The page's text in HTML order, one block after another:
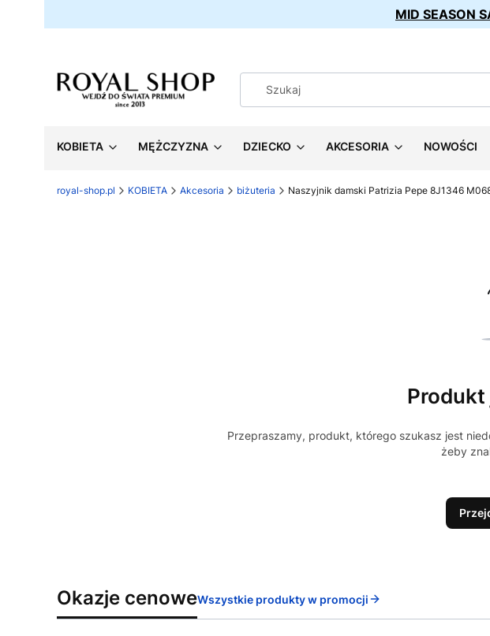
MID SEASON
KOBIETA MĘŻCZYZNA DZIECKO AKCESORIA NOWOŚCI
royal-shop.pl KOBIETA Akcesoria biżuteria Naszyjnik damski Patrizia Pepe 8J1346
Przepraszamy, produkt, którego szukasz jest
żeby
Okazje cenoweWszystkie produkty w promocji